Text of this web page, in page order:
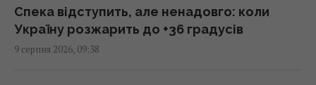
Основний напрямок – Одещина: у
Повітряних силах розкрили деталі
російської атаки
Спека відступить, але ненадовго: коли
Україну розжарить до +36 градусів
9 серпня 2026, 09:38